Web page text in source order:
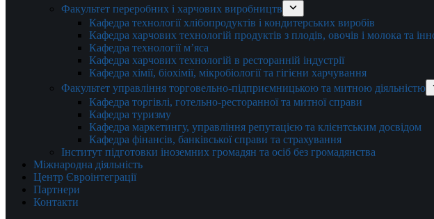
Факультет переробних і харчових виробництв
Кафедра технології хлібопродуктів і кондитерських виробів
Кафедра харчових технологій продуктів з плодів, овочів і молока та
Кафедра технології м’яса
Кафедра харчових технологій в ресторанній індустрії
Кафедра хімії, біохімії, мікробіології та гігієни харчування
Факультет управління торговельно-підприємницькою та митною діяльністю
Кафедра торгівлі, готельно-ресторанної та митної справи
Кафедра туризму
Кафедра маркетингу, управління репутацією та клієнтським досвідом
Кафедра фінансів, банківської справи та страхування
Інститут підготовки іноземних громадян та осіб без громадянства
Міжнародна діяльність
Центр Євроінтеграції
Партнери
Контакти